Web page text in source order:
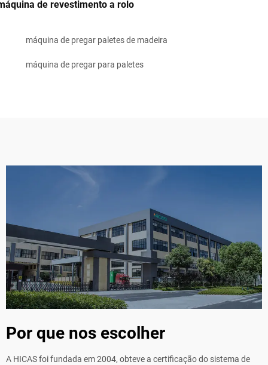
de revestimento a rolo
máquina de pregar paletes de madeira
máquina de pregar para paletes
Por que nos escolher
A HICAS foi fundada em 2004, obteve a certificação do sistema de